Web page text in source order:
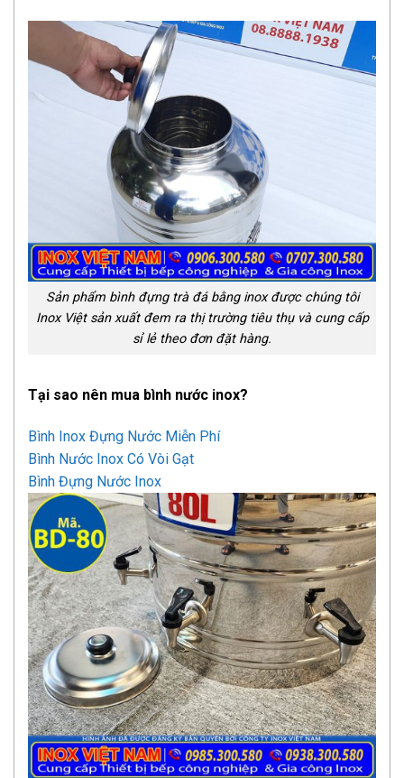
Sản phẩm bình đựng trà đá bằng inox được chúng tôi
Inox Việt sản xuất đem ra thị trường tiêu thụ và cung cấp
sỉ lẻ theo đơn đặt hàng.
Tại sao nên mua bình nước inox?
Bình Inox Đựng Nước Miễn Phí
Bình Nước Inox Có Vòi Gạt
Bình Đựng Nước Inox